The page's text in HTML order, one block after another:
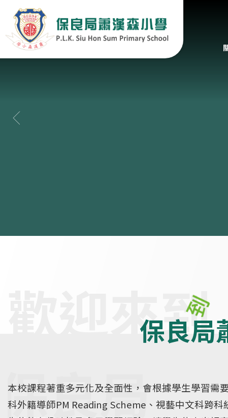
保良局
本校課程著重多元化及全面性，會根據學生學習需
科外籍導師PM Reading Scheme、視藝中文科跨